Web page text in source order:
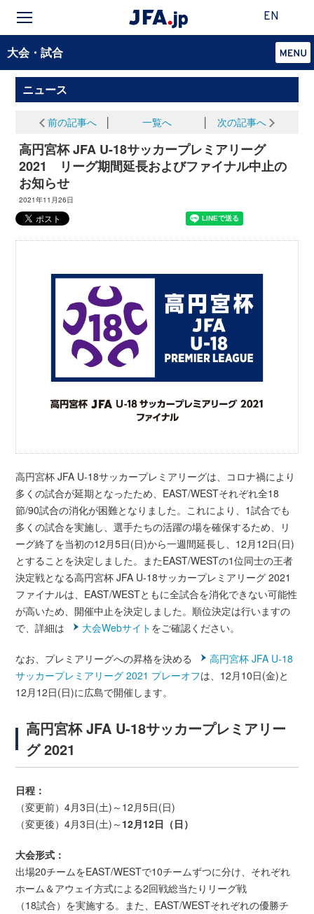
EN
大会・試合
ニュース
前の記事へ 一覧へ 次の記事へ
高円宮杯 JFA U-18サッカープレミアリーグ
2021 リーグ期間延長およびファイナル中止の
お知らせ
2021年11月26日
高円宮杯 JFA U-18サッカープレミアリーグは、コロナ禍により
多くの試合が延期となったため、EAST/WESTそれぞれ全18
節/90試合の消化が困難となりました。これにより、1試合でも
多くの試合を実施し、選手たちの活躍の場を確保するため、リ
ーグ終了を当初の12月5日(日)から一週間延長し、12月12日(日)
とすることを決定しました。またEAST/WESTの1位同士の王者
決定戦となる高円宮杯 JFA U-18サッカープレミアリーグ 2021
ファイナルは、EAST/WESTともに全試合を消化できない可能性
が高いため、開催中止を決定しました。順位決定は行いますの
で、詳細は
大会Webサイト をご確認ください。
なお、プレミアリーグへの昇格を決める
高円宮杯 JFA U-18
サッカープレミアリーグ 2021 プレーオフは、12月10日(金)と
12月12日(日)に広島で開催します。
高円宮杯 JFA U-18サッカープレミアリー
グ 2021
日程：
（変更前）4月3日(土)～12月5日(日)
（変更後）4月3日(土)～ 12月12日（日）
大会形式：
出場20チームをEAST/WESTで10チームずつに分け、それぞれ
ホーム＆アウェイ方式による2回戦総当たりリーグ戦
（18試合）を実施する。また、EAST/WESTそれぞれの優勝チ